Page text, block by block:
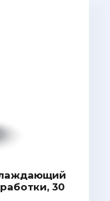
30